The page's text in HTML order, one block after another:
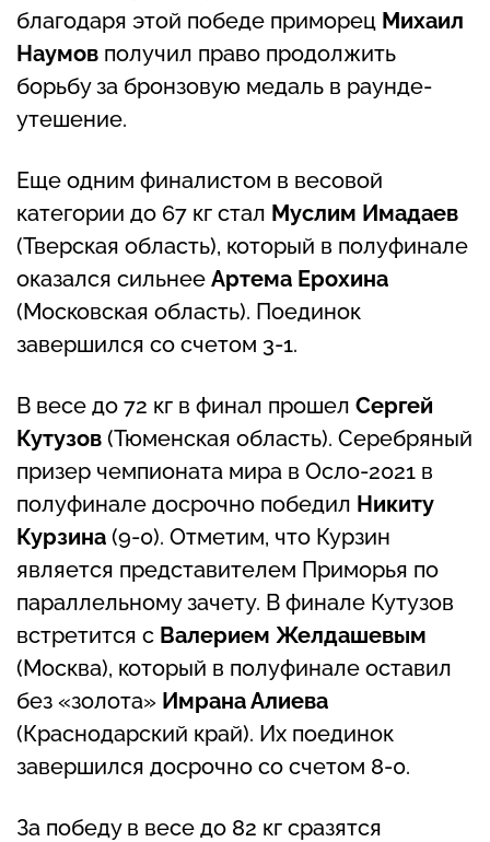
благодаря этой победе приморец Михаил
Наумов получил право продолжить
борьбу за бронзовую медаль в раунде-
утешение.
Еще одним финалистом в весовой
категории до 67 кг стал Муслим Имадаев
(Тверская область), который в полуфинале
оказался сильнее Артема Ерохина
(Московская область). Поединок
завершился со счетом 3-1.
В весе до 72 кг в финал прошел Сергей
Кутузов (Тюменская область). Серебряный
призер чемпионата мира в Осло-2021 в
полуфинале досрочно победил Никиту
Курзина (9-0). Отметим, что Курзин
является представителем Приморья по
параллельному зачету. В финале Кутузов
встретится с Валерием Желдашевым
(Москва), который в полуфинале оставил
без «золота» Имрана Алиева
(Краснодарский край). Их поединок
завершился досрочно со счетом 8-0.
За победу в весе до 82 кг сразятся